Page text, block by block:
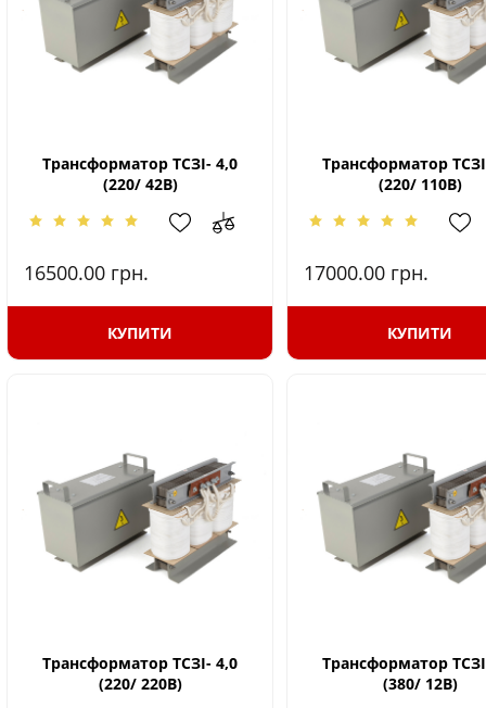
Трансформатор ТСЗІ- 4,0
(220/ 42В)
16500.00 грн.
КУПИТИ
Трансформатор
(220/ 110В)
17000.00 грн.
КУПИТИ
Трансформатор ТСЗІ- 4,0
(220/ 220В)
Трансформатор
(380/ 12В)